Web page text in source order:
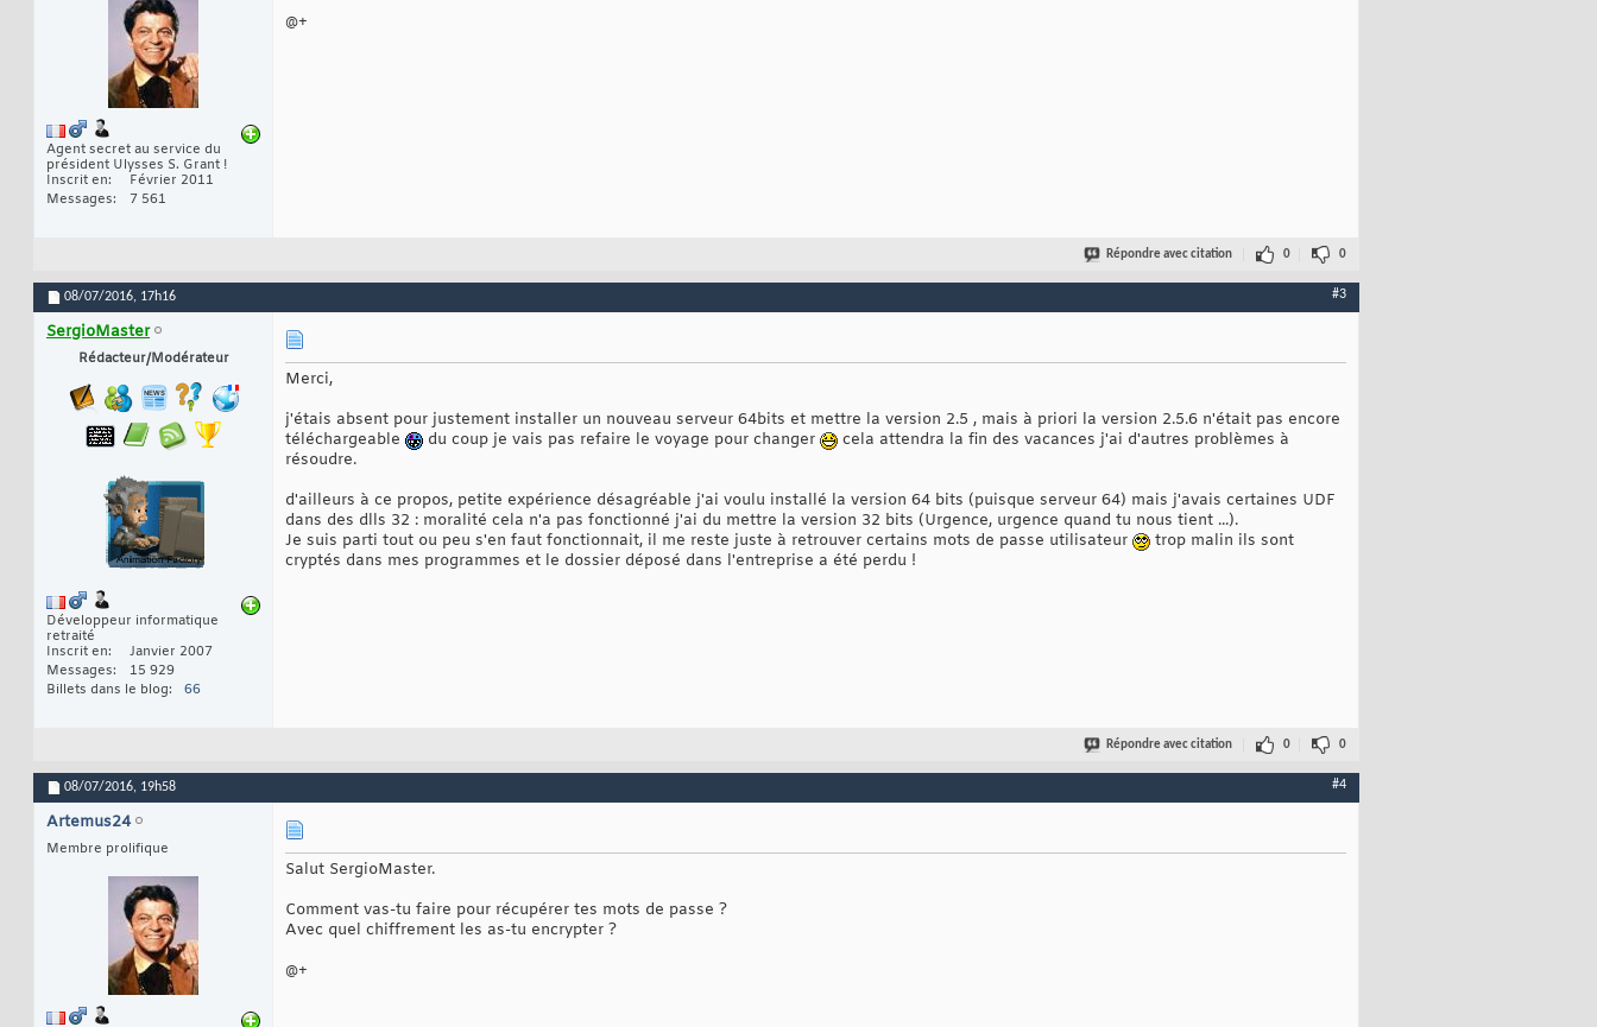
Agent secret au service du
président Ulysses S. Grant !
Inscrit en
Février 2011
Messages
7 561
@+
Répondre avec citation 0 0
08/07/2016, 17h16 #3
SergioMaster
Rédacteur/Modérateur
Développeur informatique
retraité
Inscrit en
Janvier 2007
Messages
15 929
Billets dans le blog
66
Merci,
j'étais absent pour justement installer un nouveau serveur 64bits et mettre la version 2.5 , mais à priori la version 2.5.6 n'était pas encore
téléchargeable
du coup je vais pas refaire le voyage pour changer
cela attendra la fin des vacances j'ai d'autres problèmes à
résoudre.
d'ailleurs à ce propos, petite expérience désagréable j'ai voulu installé la version 64 bits (puisque serveur 64) mais j'avais certaines UDF
dans des dlls 32 : moralité cela n'a pas fonctionné j'ai du mettre la version 32 bits (Urgence, urgence quand tu nous tient ...).
Je suis parti tout ou peu s'en faut fonctionnait, il me reste juste à retrouver certains mots de passe utilisateur
trop malin ils sont
cryptés dans mes programmes et le dossier déposé dans l'entreprise a été perdu !
Répondre avec citation 0 0
08/07/2016, 19h58 #4
Artemus24
Membre prolifique
Salut SergioMaster.
Comment vas-tu faire pour récupérer tes mots de passe ?
Avec quel chiffrement les as-tu encrypter ?
@+